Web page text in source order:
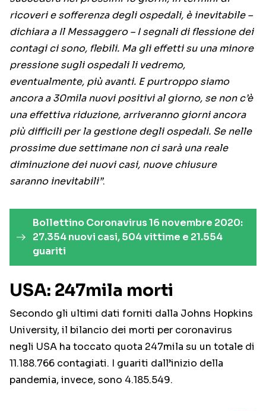
ricoveri e sofferenza degli ospedali, è inevitabile –
dichiara a Il Messaggero – I segnali di flessione dei
contagi ci sono, flebili. Ma gli effetti su una minore
pressione sugli ospedali li vedremo,
eventualmente, più avanti. E purtroppo siamo
ancora a 30mila nuovi positivi al giorno, se non c’è
una effettiva riduzione, arriveranno giorni ancora
più difficili per la gestione degli ospedali. Se nelle
prossime due settimane non ci sarà una reale
diminuzione dei nuovi casi, nuove chiusure
saranno inevitabili”.
Bollettino Coronavirus 16 novembre 2020:
27.354 nuovi casi, 504 vittime e 21.554
guariti
USA: 247mila morti
Secondo gli ultimi dati forniti dalla Johns Hopkins
University, il bilancio dei morti per coronavirus
negli USA ha toccato quota 247mila su un totale di
11.188.766 contagiati. I guariti dall’inizio della
pandemia, invece, sono 4.185.549.